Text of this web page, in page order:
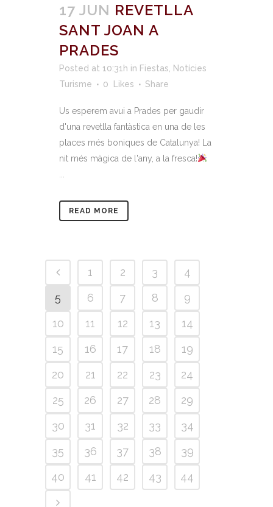
17 JUN REVETLLA
SANT JOAN A
PRADES
Posted at 10:31h in Fiestas Notícies
Turisme
0 Likes Share
Us esperem avui a Prades per gaudir
d'una revetlla fantàstica en una de les
places més boniques de Catalunya! La
nit més màgica de l'any, a la fresca!
READ MORE
1 2 3
4
5
6 7 8
9
10
11 12 13
14
15
16 17 18
19
20
21 22 23
24
25
26 27 28
29
30
31 32 33
34
35
36 37 38
39
40
41 42 43 44